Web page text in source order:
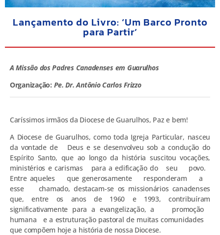
Lançamento do Livro: ‘Um Barco Pronto
para Partir’
A Missão dos Padres Canadenses em Guarulhos
Organização: Pe. Dr. Antônio Carlos Frizzo
Caríssimos irmãos da Diocese de Guarulhos, Paz e bem!
A Diocese de Guarulhos, como toda Igreja Particular, nasceu
da vontade de Deus e se desenvolveu sob a condução do
Espírito Santo, que ao longo da história suscitou vocações,
ministérios e carismas para a edificação do seu povo.
Entre aqueles que generosamente responderam a
esse chamado, destacam-se os missionários canadenses
que, entre os anos de 1960 e 1993, contribuíram
significativamente para a evangelização, a promoção
humana e a estruturação pastoral de muitas comunidades
que compõem hoje a história de nossa Diocese.